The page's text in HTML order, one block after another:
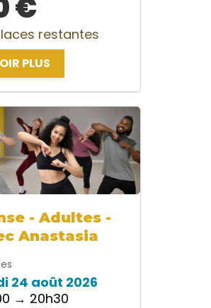
restantes
PLUS
- Adultes -
Anastasia
24 août 2026
→ 20h30